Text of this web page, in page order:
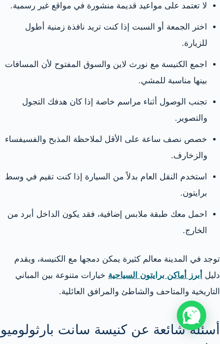
لا تعتمد على مواعيد قديمة منشورة في مواقع غير رسمية.
اختر الجمعة أو السبت إذا كنت تريد نافذة زمنية أطول
للزيارة.
اجمع الكنيسة مع نورث لاين والسوق المفتوح لأن المسافات
بينها مناسبة للمشي.
تجنب الوصول أثناء مراسم خاصة إذا كان هدفك التجول
والتصوير.
خصص نصف ساعة على الأقل لملاحظة المذبح والفسيفساء
والزخارف.
استخدم النقل العام بدلاً من السيارة إذا كنت تقيم في وسط
برايتون.
احمل معك طبقة ملابس إضافية، فقد يكون الداخل أبرد من
الخارج.
توجد في المدينة معالم كثيرة يمكن دمجها مع الكنيسة، ويقدم
دليل
أبرز أماكن برايتون السياحية خيارات متنوعة بين المباني
التاريخية والمتاحف والشاطئ والمرافق العائلية.
أسئلة شائعة عن كنيسة سانت بارثولوميو